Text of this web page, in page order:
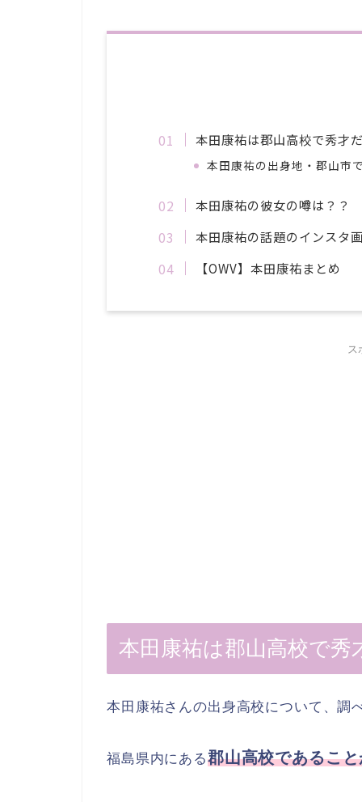
本田康祐は郡山高校で秀才
本田康祐の出身地・郡山市
本田康祐の彼女の噂は？？
本田康祐の話題のインスタ
【OWV】本田康祐まとめ
ス
本田康祐は郡山高校で秀
本田康祐さんの出身高校について、調
福島県内にある郡山高校であるこ